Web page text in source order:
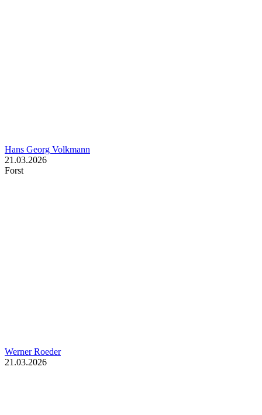
Hans Georg Volkmann
21.03.2026
Forst
Werner Roeder
21.03.2026